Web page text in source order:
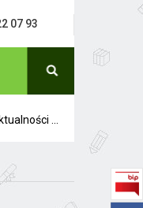
07 93
...